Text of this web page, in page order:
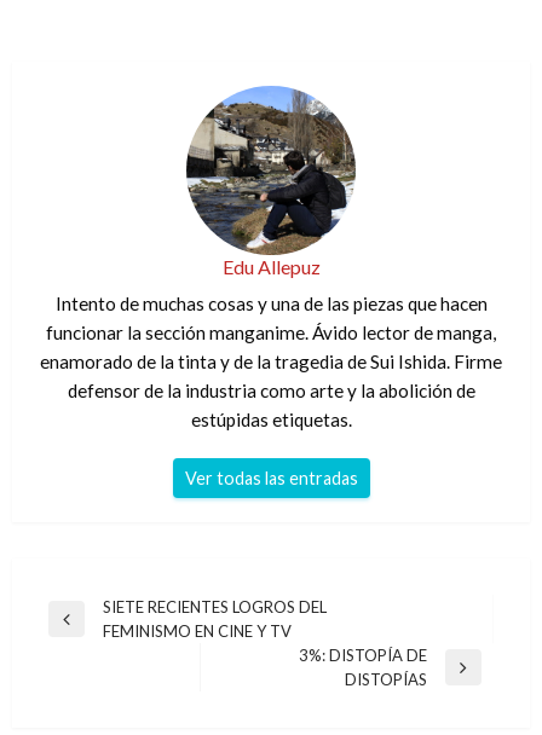
Edu Allepuz
Intento de muchas cosas y una de las piezas que hacen
funcionar la sección manganime. Ávido lector de manga,
enamorado de la tinta y de la tragedia de Sui Ishida. Firme
defensor de la industria como arte y la abolición de
estúpidas etiquetas.
Ver todas las entradas
Navegación
Entrada
SIETE RECIENTES LOGROS DEL
FEMINISMO EN CINE Y TV
3%: DISTOPÍA DE
DISTOPÍAS